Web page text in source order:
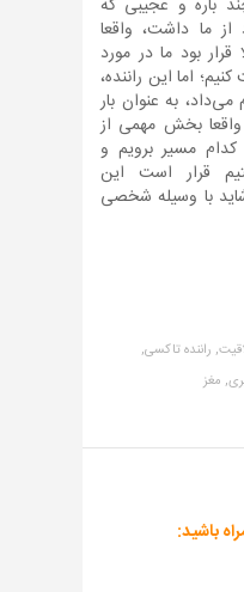
باره و عجیبی که
از ما داشت، واقعا
بود ما در مورد
اما این راننده،
به عنوان بار
بخش مهمی از
مسیر برویم و
قرار است این
با وسیله شخصی
راننده تاکسی,
مغز
باشید: